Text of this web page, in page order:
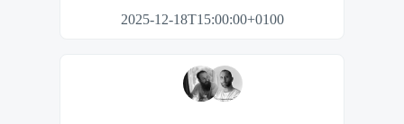
2025-12-18T15:00:00+0100